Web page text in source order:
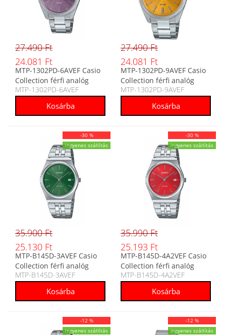
27.490 Ft
24.081 Ft
MTP-1302PD-6AVEF Casio
Collection férfi analóg
karóra
MTP-1302PD-6AVEF
27.490 Ft
24.081 Ft
MTP-1302PD-9AVEF Casio
Collection férfi analóg
karóra
MTP-1302PD-9AVEF
-30 %
ingyenes szállítás
35.900 Ft
25.130 Ft
MTP-B145D-3AVEF Casio
Collection férfi analóg
karóra
MTP-B145D-3AVEF
-30 %
ingyenes szállítás
35.990 Ft
25.193 Ft
MTP-B145D-4A2VEF Casio
Collection férfi analóg
karóra
MTP-B145D-4A2VEF
-12 %
ingyenes szállítás
-12 %
ingyenes szállítás